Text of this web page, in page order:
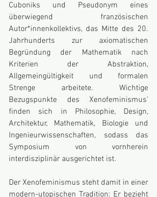
Cuboniks und Pseudonym eines
überwiegend französischen
Autor*innenkollektivs, das Mitte des 20.
Jahrhunderts zur axiomatischen
Begründung der Mathematik nach
Kriterien der Abstraktion,
Allgemeingültigkeit und formalen
Strenge arbeitete. Wichtige
Bezugspunkte des Xenofeminismus’
finden sich in Philosophie, Design,
Architektur, Mathematik, Biologie und
Ingenieurwissenschaften, sodass das
Symposium von vornherein
interdisziplinär ausgerichtet ist.
Der Xenofeminismus steht damit in einer
modern-utopischen Tradition: Er bezieht